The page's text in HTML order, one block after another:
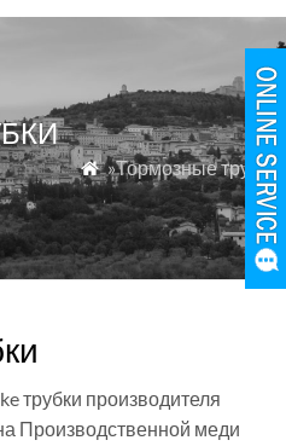
 »Тормозные трубки
трубки производителя
Производственной меди